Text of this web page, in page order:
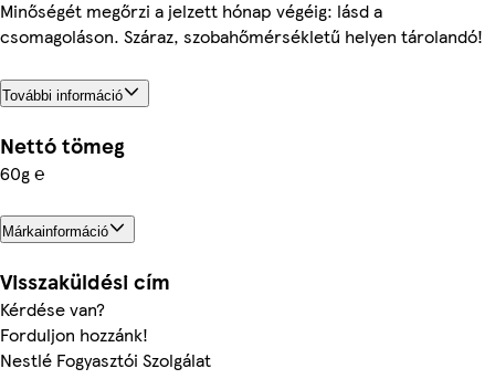
Minőségét megőrzi a jelzett hónap végéig: lásd a
csomagoláson. Száraz, szobahőmérsékletű helyen tárolandó!
További információ
Nettó tömeg
60g ℮
Márkainformáció
Visszaküldési cím
Kérdése van?
Forduljon hozzánk!
Nestlé Fogyasztói Szolgálat